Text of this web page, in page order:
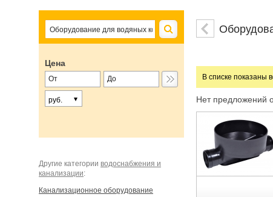
Цена
руб.
Другие категории водоснабжения и
канализации:
Канализационное оборудование
В списке показаны
Нет предложений